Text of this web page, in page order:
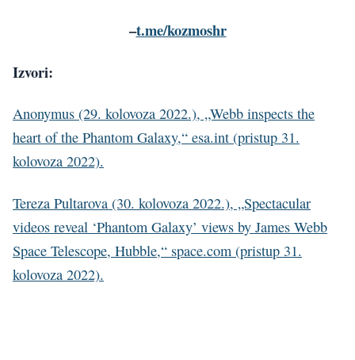
–t.me/kozmoshr
Izvori:
Anonymus (29. kolovoza 2022.), „Webb inspects the
heart of the Phantom Galaxy,“ esa.int (pristup 31.
kolovoza 2022).
Tereza Pultarova (30. kolovoza 2022.), „Spectacular
videos reveal ‘Phantom Galaxy’ views by James Webb
Space Telescope, Hubble,“ space.com (pristup 31.
kolovoza 2022).